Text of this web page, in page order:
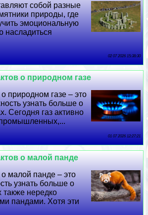
собой разные
природы, где
эмоциональную
насладиться
02 07 2026 15:38:30
о природном газе
природном газе – это
узнать больше о
Сегодня газ активно
промышленных,...
01 07 2026 12:27:21
о малой панде
малой панде – это
узнать больше о
нередко
пандами. Хотя эти